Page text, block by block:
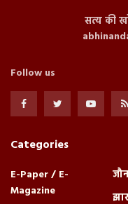
सत्य की
Follow us
Categories
E-Paper / E-
Magazine